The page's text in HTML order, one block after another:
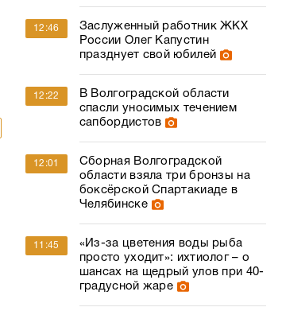
12:46
Заслуженный работник ЖКХ
России Олег Капустин
празднует свой юбилей
12:22
В Волгоградской области
спасли уносимых течением
сапбордистов
12:01
Сборная Волгоградской
области взяла три бронзы на
боксёрской Спартакиаде в
Челябинске
11:45
«Из-за цветения воды рыба
просто уходит»: ихтиолог – о
шансах на щедрый улов при 40-
градусной жаре